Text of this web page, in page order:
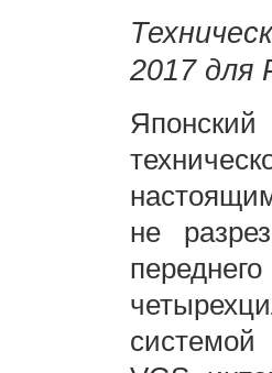
2017 для
не